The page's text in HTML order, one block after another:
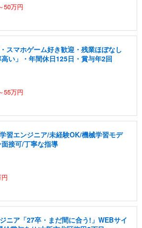
50万円
スマホゲーム好き歓迎・残業ほぼなし
い」・年間休日125日・賞与年2回
55万円
習エンジニア/未経験OK/機械学習モデ
接可/丁寧な指導
ニア「27卒・まだ間に合う!」WEBサイ